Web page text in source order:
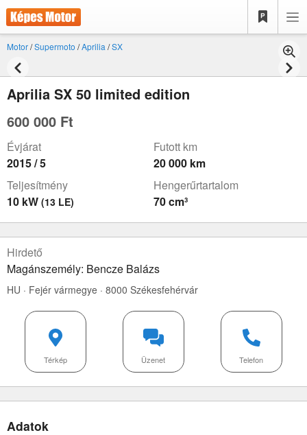
Motor/Supermoto /Aprilia /SX
Aprilia SX 50 limited edition
600 000 Ft
Évjárat
2015 / 5
Futott km
20 000 km
Teljesítmény
10 kW (13 LE)
Hengerűrtartalom
70 cm³
Hirdető
Magánszemély: Bencze Balázs
HU · Fejér vármegye · 8000 Székesfehérvár
Telefon
Üzenet
Térkép
Adatok